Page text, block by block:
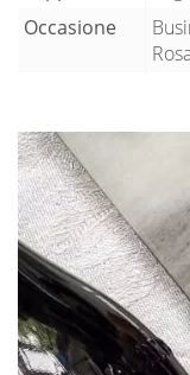
Occasione